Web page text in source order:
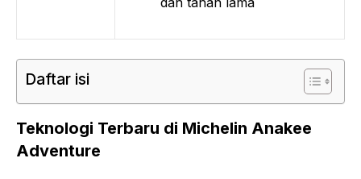
Daftar isi
Teknologi Terbaru di Michelin Anakee
Adventure